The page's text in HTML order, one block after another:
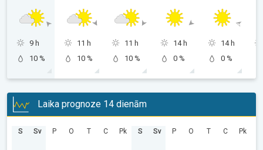
9 h
10 %
11 h
10 %
11 h
10 %
14 h
0 %
14 h
0 %
Laika prognoze 14 dienām
S Sv P O T C Pk S Sv P O T C Pk